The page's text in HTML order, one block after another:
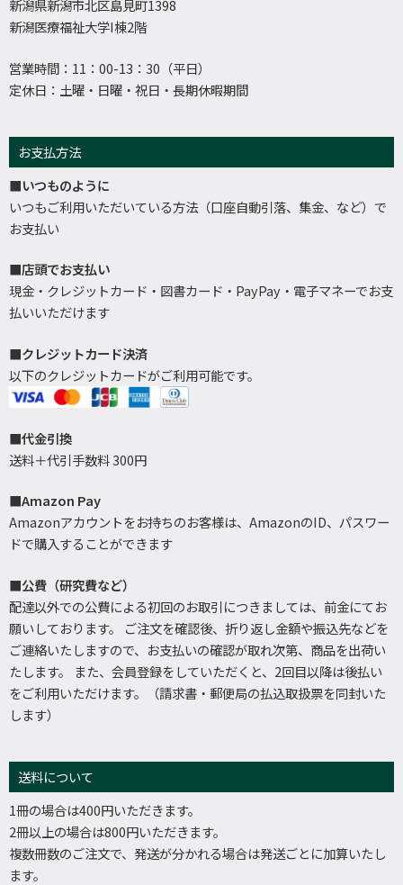
新潟県新潟市北区島見町1398
新潟医療福祉大学I棟2階
営業時間：11：00-13：30（平日）
定休日：土曜・日曜・祝日・長期休暇期間
お支払方法
■いつものように
いつもご利用いただいている方法（口座自動引落、集金、など）で
お支払い
■店頭でお支払い
現金・クレジットカード・図書カード・PayPay・電子マネーでお支
払いいただけます
■クレジットカード決済
以下のクレジットカードがご利用可能です。
■代金引換
送料＋代引手数料 300円
■Amazon Pay
Amazonアカウントをお持ちのお客様は、AmazonのID、パスワー
ドで購入することができます
■公費（研究費など）
配達以外での公費による初回のお取引につきましては、前金にてお
願いしております。 ご注文を確認後、折り返し金額や振込先などを
ご連絡いたしますので、お支払いの確認が取れ次第、商品を出荷い
たします。 また、会員登録をしていただくと、2回目以降は後払い
をご利用いただけます。（請求書・郵便局の払込取扱票を同封いた
します）
送料について
1冊の場合は400円いただきます。
2冊以上の場合は800円いただきます。
複数冊数のご注文で、発送が分かれる場合は発送ごとに加算いたし
ます。